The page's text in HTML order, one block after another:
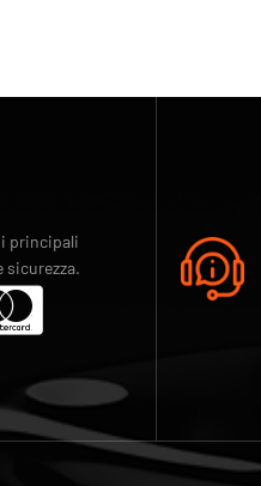
principali